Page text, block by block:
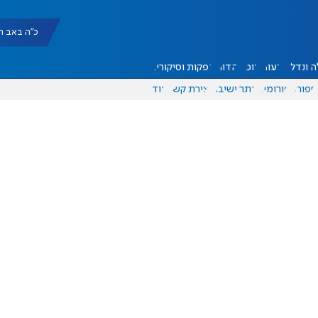
כ"ה באב תשפ"ו
ונדל"ן דעות אוכל יהדות הפקות וסיקורים
ספורט פורומים אתר ישיבה יצירת קשר עוד